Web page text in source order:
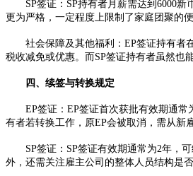
SP签证：SP持有者月薪需达到6000新
更为严格，一定程度上限制了家庭团聚的便
社会保障及其他福利：EP签证持有者在
税收减免或优惠。而SP签证持有者虽然也
四、续签与转换规定​
EP签证：EP签证首次获批有效期通常
有者若转换工作，原EP会被取消，需从新
SP签证：SP签证有效期通常为2年，可
外，还需关注雇主公司的整体人员结构是